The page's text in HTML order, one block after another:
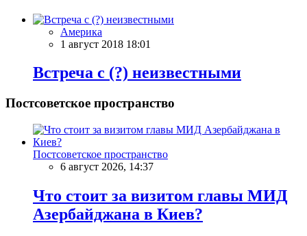
Америка
1 август 2018 18:01
Встреча с (?) неизвестными
Постсоветское пространство
Постсоветское пространство
6 август 2026, 14:37
Что стоит за визитом главы МИД
Азербайджана в Киев?